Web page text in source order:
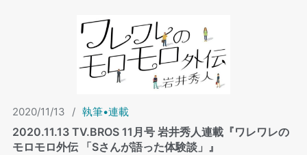
2020/11/13 / 執筆•連載
2020.11.13 TV.BROS 11⽉号 岩井秀⼈連載『ワレワレの
モロモロ外伝 「Sさんが語った体験談」』